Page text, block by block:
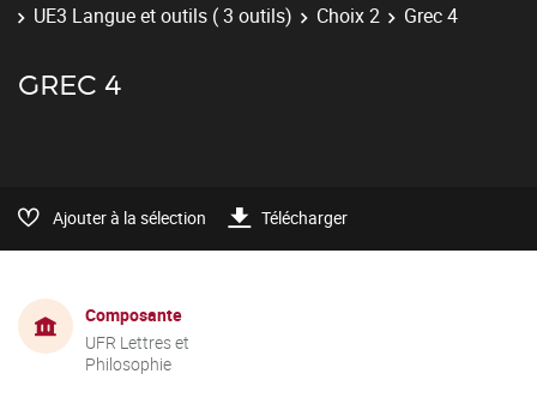
UE3 Langue et outils ( 3 outils)
Choix 2 Grec 4
GREC 4
Ajouter à la sélection Télécharger
Composante
UFR Lettres et
Philosophie